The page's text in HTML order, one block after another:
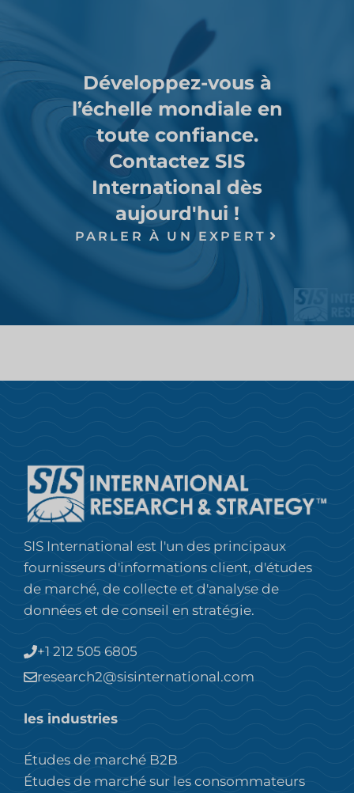
Développez-vous à
l’échelle mondiale en
toute confiance.
Contactez SIS
International dès
aujourd'hui !
PARLER À UN EXPERT
SIS International est l'un des principaux
fournisseurs d'informations client, d'études
de marché, de collecte et d'analyse de
données et de conseil en stratégie.
+1 212 505 6805
research2@sisinternational.com
les industries
Études de marché B2B
Études de marché sur les consommateurs